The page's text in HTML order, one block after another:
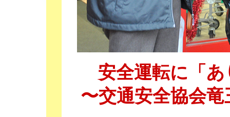
安全運転に「
〜交通安全協会